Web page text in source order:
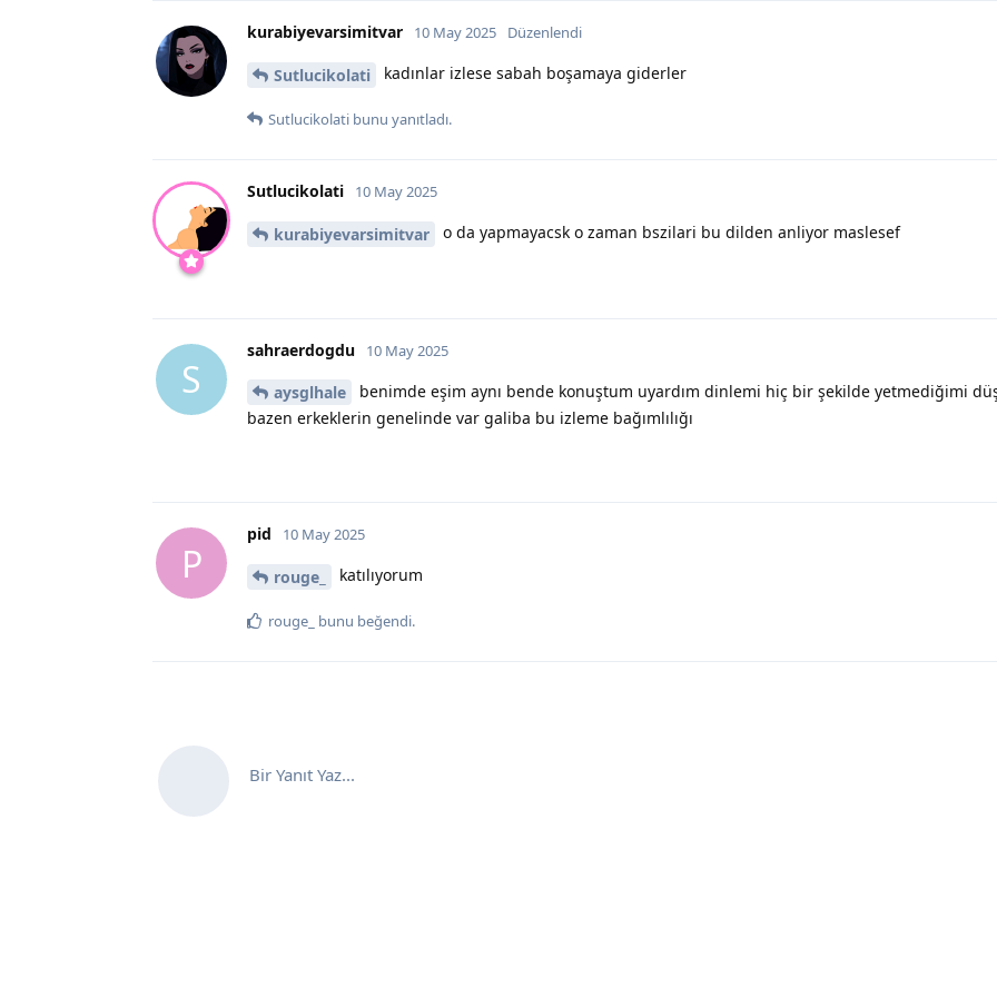
kurabiyevarsimitvar 10 May 2025 Düzenlendi
Sutlucikolati kadınlar izlese sabah boşamaya giderler
Sutlucikolati bunu yanıtladı.
Sutlucikolati 10 May 2025
kurabiyevarsimitvar o da yapmayacsk o zaman bszilari bu dilden anliyor maslesef
S
sahraerdogdu 10 May 2025
aysglhale
benimde eşim aynı bende konuştum uyardım dinlemi hiç bir şekilde yetmediğimi
bazen erkeklerin genelinde var galiba bu izleme bağımlılığı
P
pid 10 May 2025
rouge_ katılıyorum
rouge_ bunu beğendi.
Bir Yanıt Yaz...